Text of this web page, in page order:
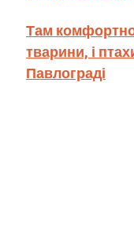
Там
тварини, і
Павлограді